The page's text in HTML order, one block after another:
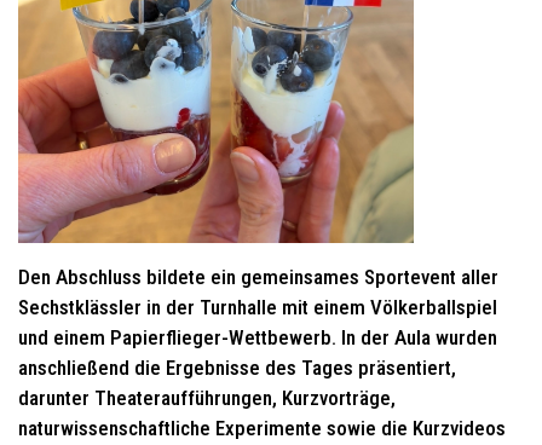
Den Abschluss bildete ein gemeinsames Sportevent aller
Sechstklässler in der Turnhalle mit einem Völkerballspiel
und einem Papierflieger-Wettbewerb. In der Aula wurden
anschließend die Ergebnisse des Tages präsentiert,
darunter Theateraufführungen, Kurzvorträge,
naturwissenschaftliche Experimente sowie die Kurzvideos